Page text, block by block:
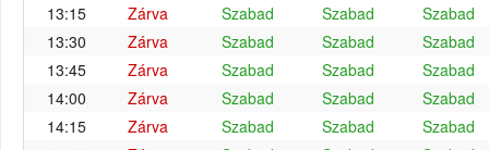
13:15
Zárva Szabad Szabad
Szabad
13:30
Zárva Szabad Szabad
Szabad
13:45
Zárva Szabad Szabad
Szabad
14:00
Zárva Szabad Szabad
Szabad
14:15
Zárva Szabad Szabad
Szabad